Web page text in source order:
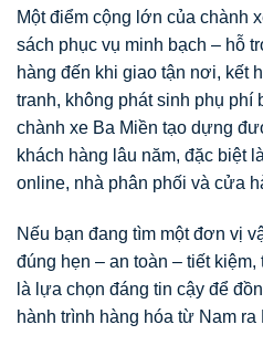
Một điểm cộng lớn của chành
sách phục vụ minh bạch – hỗ
hàng đến khi giao tận nơi, kết
tranh, không phát sinh phụ
chành xe Ba Miền tạo dựng
khách hàng lâu năm, đặc biệt
online, nhà phân phối và cửa
Nếu bạn đang tìm một đơn vị
đúng hẹn – an toàn – tiết
là lựa chọn đáng tin cậy để
hành trình hàng hóa từ Nam